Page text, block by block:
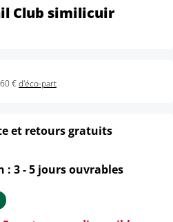
Club similicuir
€d'éco-part
et retours gratuits
: 3 - 5 jours ouvrables